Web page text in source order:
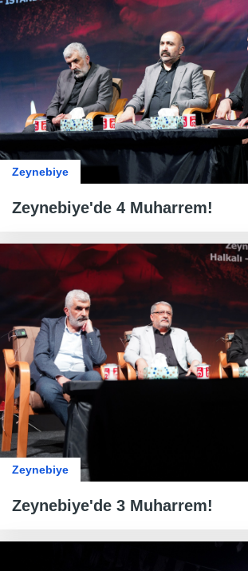
Zeynebiye
Zeynebiye'de 4 Muharrem!
Zeynebiye
Zeynebiye'de 3 Muharrem!